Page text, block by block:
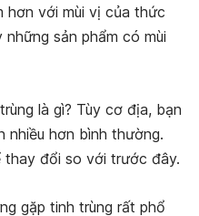
hơn với mùi vị của thức
sản phẩm có mùi
là gì? Tùy cơ địa, bạn
nhiều hơn bình thường.
thay đổi so với trước đây.
gặp tinh trùng rất phổ